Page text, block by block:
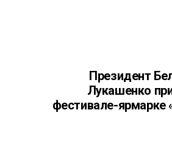
Президент
Лукашенко
фестивале-ярмарке